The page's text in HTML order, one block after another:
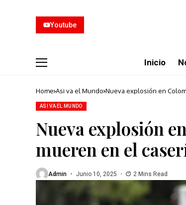
Youtube
Inicio
Home Asi va el Mundo Nueva explosión en
ASI VA EL MUNDO
Nueva explosión
mueren en el
Admin Junio 10, 2025 2 Mins Read